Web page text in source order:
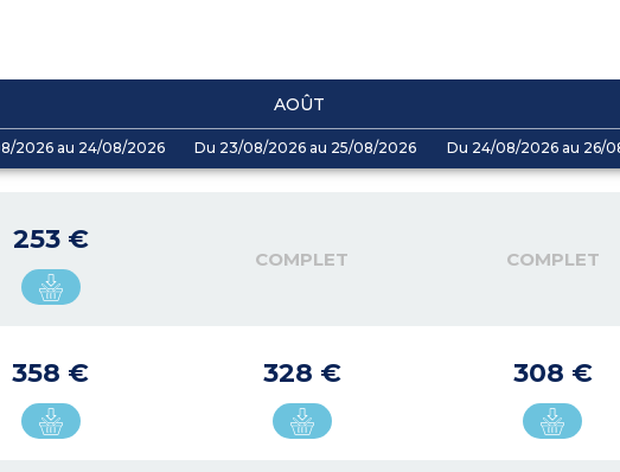
AOÛT
2026 au 24/08/2026 Du 23/08/2026 au 25/08/2026 Du 24/08/2026 au 26/
253 €
COMPLET COMPLET
358 € 328 € 308 €